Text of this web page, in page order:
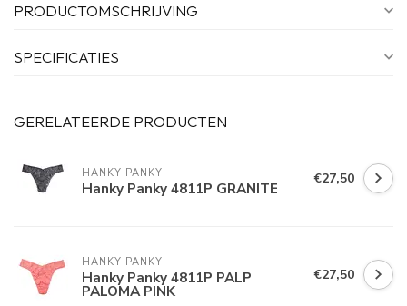
PRODUCTOMSCHRIJVING
SPECIFICATIES
GERELATEERDE PRODUCTEN
HANKY PANKY
Hanky Panky 4811P GRANITE €27,50
HANKY PANKY
Hanky Panky 4811P PALP
PALOMA PINK
€27,50